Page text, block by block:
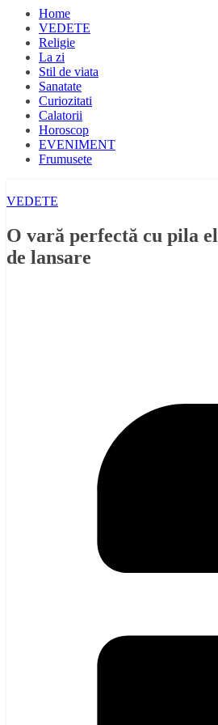
Home
VEDETE
Religie
La zi
Stil de viata
Sanatate
Curiozitati
Calatorii
Horoscop
EVENIMENT
Frumusete
VEDETE
O vară perfectă cu pila
de lansare